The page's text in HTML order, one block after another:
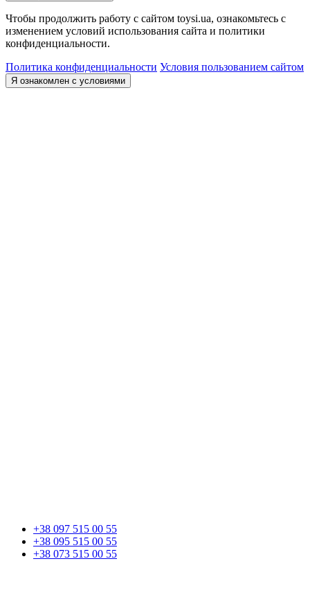
Чтобы продолжить работу с сайтом toysi.ua, ознакомьтесь с
изменением условий использования сайта и политики
конфиденциальности.
Политика конфиденциальности Условия пользованием сайтом
Я ознакомлен с условиями
+38 097 515 00 55
+38 095 515 00 55
+38 073 515 00 55